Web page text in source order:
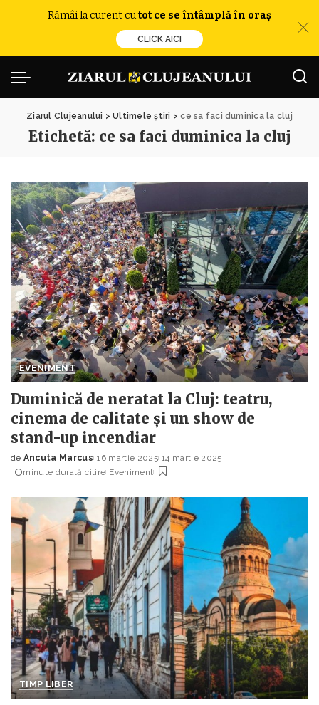
Rămâi la curent cutot ce se întâmplă în oraș
CLICK AICI
Ziarul Clujeanului >Ultimele știri >ce sa faci duminica la cluj
Etichetă: ce sa faci duminica la cluj
EVENIMENT
Duminică de neratat la Cluj: teatru,
cinema de calitate și un show de
stand-up incendiar
Posted
by
de Ancuta Marcus 16 martie 2025 14 martie 2025
minute durată citire Eveniment
TIMP LIBER